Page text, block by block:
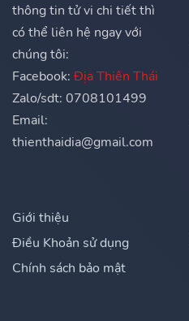
thông tin tử vi chi tiết thì
có thể liên hệ ngay với
chúng tôi:
Facebook: Địa Thiên Thái
Zalo/sdt: 0708101499
Email:
thienthaidia@gmail.com
Giới thiệu
Điều Khoản sử dụng
Chính sách bảo mật